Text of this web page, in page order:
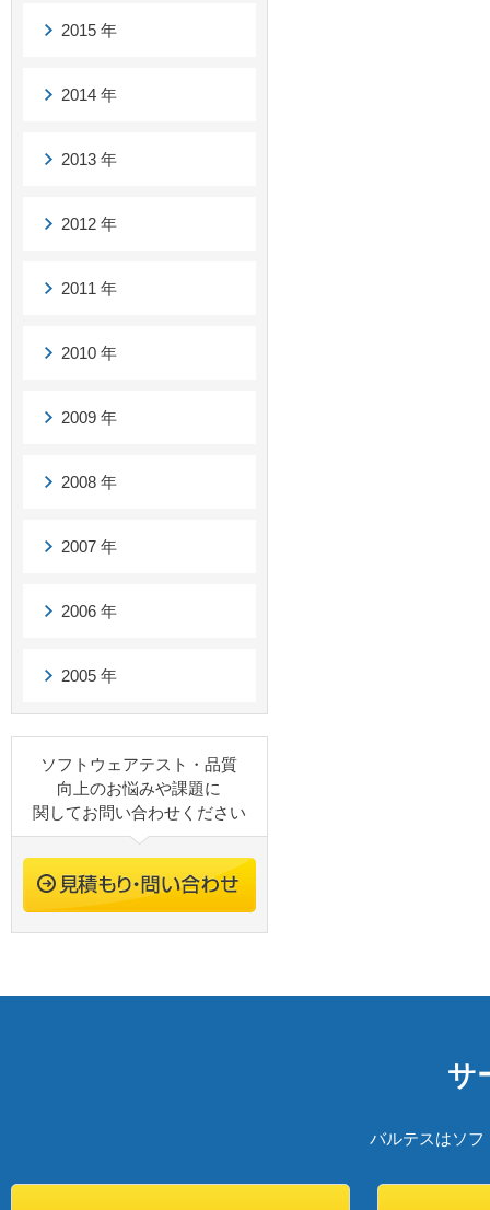
2015 年
2014 年
2013 年
2012 年
2011 年
2010 年
2009 年
2008 年
2007 年
2006 年
2005 年
ソフトウェアテスト・品質
向上のお悩みや課題に
関してお問い合わせください
サ
バルテスはソ